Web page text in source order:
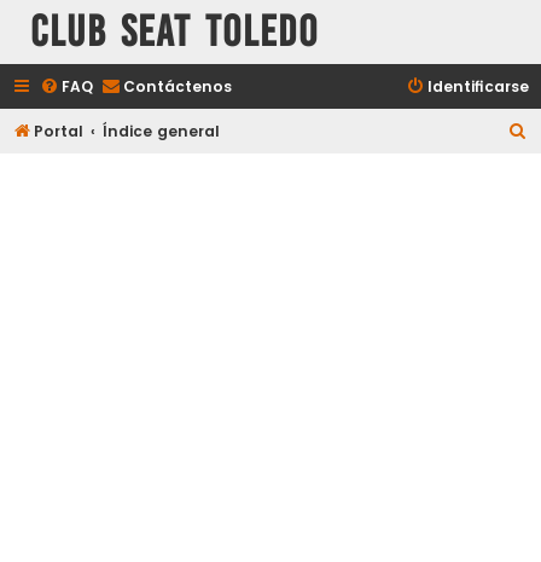
Club Seat Toledo
FAQ Contáctenos Identificarse
Portal Índice general